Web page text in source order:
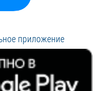
приложение